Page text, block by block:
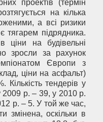
проектів (термін
на кілька
а всі ризики
тягарем підрядника.
ціни на будівельні
зросли за рахунок
Європи з
ціни на асфальт)
тендерів у
р. – 39, у 2010 р.
р. – 5. У той же час,
змінена, оскільки в